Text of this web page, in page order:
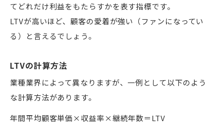
無料トライアル
用語集
てどれだけ利益をもたらすかを表す指標です。
LTVが高いほど、顧客の愛着が強い（ファンになってい
る）と言えるでしょう。
LTVの計算方法
業種業界によって異なりますが、一例として以下のよう
な計算方法があります。
年間平均顧客単価×収益率×継続年数＝LTV